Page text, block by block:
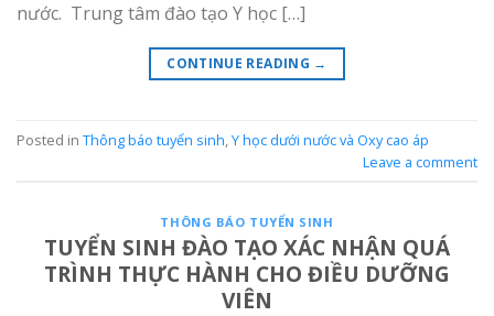
nước. Trung tâm đào tạo Y học […]
CONTINUE READING →
Posted in Thông báo tuyển sinh Y học dưới nước và Oxy cao áp
Leave a comment
THÔNG BÁO TUYỂN SINH
TUYỂN SINH ĐÀO TẠO XÁC NHẬN QUÁ
TRÌNH THỰC HÀNH CHO ĐIỀU DƯỠNG
VIÊN